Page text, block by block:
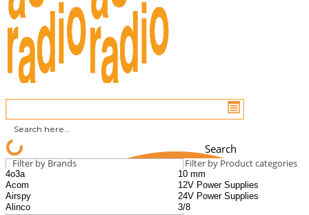
Search
Filter by Brands Filter by Product categories